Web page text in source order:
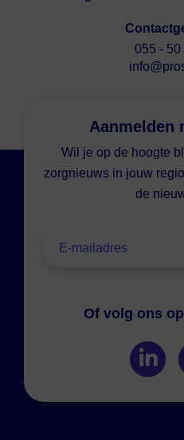
055 - 50
Aanmelden
Wil je op de hoogte
zorgnieuws in jouw
de
Of volg ons